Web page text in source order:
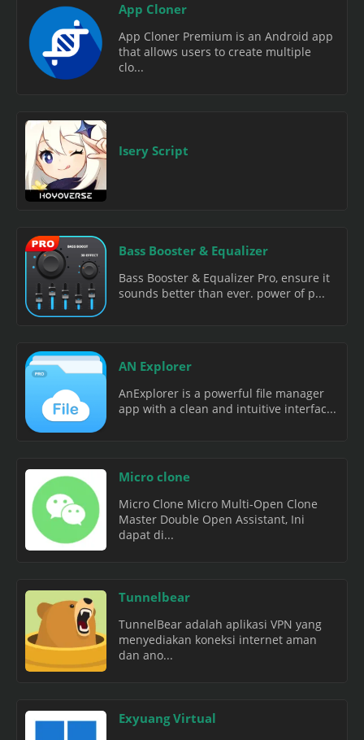
App Cloner
App Cloner Premium is an Android app
that allows users to create multiple
clo...
Isery Script
Bass Booster & Equalizer
Bass Booster & Equalizer Pro, ensure it
sounds better than ever. power of p...
AN Explorer
AnExplorer is a powerful file manager
app with a clean and intuitive interfac...
Micro clone
Micro Clone Micro Multi-Open Clone
Master Double Open Assistant, Ini
dapat di...
Tunnelbear
TunnelBear adalah aplikasi VPN yang
menyediakan koneksi internet aman
dan ano...
Exyuang Virtual